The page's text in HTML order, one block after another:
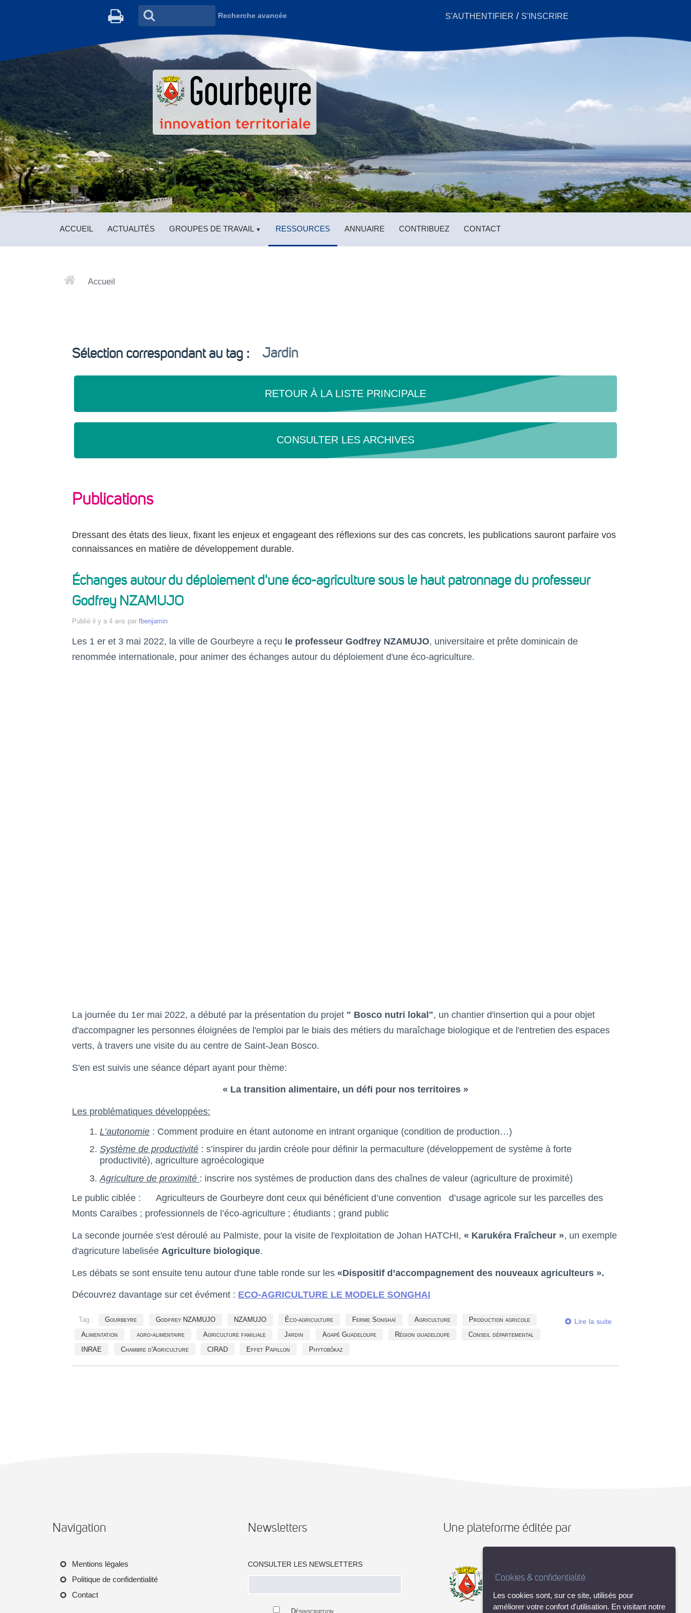
Recherche avancée S'AUTHENTIFIER / S'INSCRIRE
ACCUEIL ACTUALITÉS GROUPES DE TRAVAIL ▼ RESSOURCES ANNUAIRE CONTRIBUEZ CONTACT
Accueil
Sélection correspondant au tag : Jardin
RETOUR À LA LISTE PRINCIPALE
CONSULTER LES ARCHIVES
Publications
Dressant des états des lieux, fixant les enjeux et engageant des réflexions sur des cas concrets, les publications sauront parfaire vos
connaissances en matière de développement durable.
Échanges autour du déploiement d'une éco-agriculture sous le haut patronnage du professeur
Godfrey NZAMUJO
Publié il y a 4 ans par fbenjamin
Les 1 er et 3 mai 2022, la ville de Gourbeyre a reçu le professeur Godfrey NZAMUJO, universitaire et prête dominicain de
renommée internationale, pour animer des échanges autour du déploiement d'une éco-agriculture.
La journée du 1er mai 2022, a débuté par la présentation du projet " Bosco nutri lokal", un chantier d'insertion qui a pour objet
d'accompagner les personnes éloignées de l'emploi par le biais des métiers du maraîchage biologique et de l'entretien des espaces
verts, à travers une visite du au centre de Saint-Jean Bosco.
S'en est suivis une séance départ ayant pour thème:
« La transition alimentaire, un défi pour nos territoires »
Les problématiques développées:
L’autonomie : Comment produire en étant autonome en intrant organique (condition de production…)
Système de productivité : s’inspirer du jardin créole pour définir la permaculture (développement de système à forte
productivité), agriculture agroécologique
Agriculture de proximité : inscrire nos systèmes de production dans des chaînes de valeur (agriculture de proximité)
Le public ciblée : Agriculteurs de Gourbeyre dont ceux qui bénéficient d’une convention d’usage agricole sur les parcelles des
Monts Caraïbes ; professionnels de l’éco-agriculture ; étudiants ; grand public
La seconde journée s'est déroulé au Palmiste, pour la visite de l'exploitation de Johan HATCHI, « Karukéra Fraîcheur », un exemple
d'agricuture labelisée Agriculture biologique.
Les débats se sont ensuite tenu autour d'une table ronde sur les «Dispositif d’accompagnement des nouveaux agriculteurs ».
Découvrez davantage sur cet évément : ECO-AGRICULTURE LE MODELE SONGHAI
Lire la suite
Tag : Gourbeyre Godfrey NZAMUJO NZAMUJO Éco-agriculture Ferme Songhaï Agriculture
Production agricole
Alimentation
agro-alimentaire Agriculture familiale Jardin Agapé Guadeloupe Région guadeloupe
Conseil départemental
INRAE
Chambre d'Agriculture CIRAD Effet Papillon Phytobôkaz
Navigation
Mentions légales
Politique de confidentialité
Contact
Newsletters
CONSULTER LES NEWSLETTERS
Désinscription
Une plateforme éditée par
Cookies & confidentialité
Les cookies sont, sur ce site, utilisés pour
améliorer votre confort d'utilisation. En visitant notre